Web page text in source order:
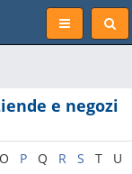
e negozi
O P Q R S T
U